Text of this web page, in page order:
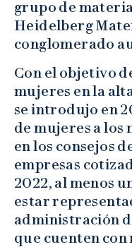
grupo de
Heidelberg
conglomerado
Con el objetivo
mujeres en la
se introdujo en
de mujeres a los
en los consejos
empresas
2022, al menos
estar
administración
que cuenten con